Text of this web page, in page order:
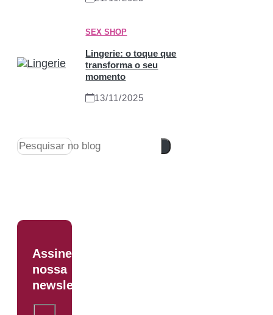
SEX SHOP
Lingerie: o toque que
transforma o seu
momento
13/11/2025
Pesquisar
Assine
nossa
newsletter